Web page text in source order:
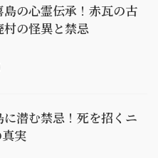
の心霊伝承！赤瓦の古
村の怪異と禁忌
潜む禁忌！死を招くニ
実